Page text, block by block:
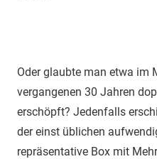
Oder glaubte man etwa im
vergangenen 30 Jahren
erschöpft? Jedenfalls
der einst üblichen
repräsentative Box mit